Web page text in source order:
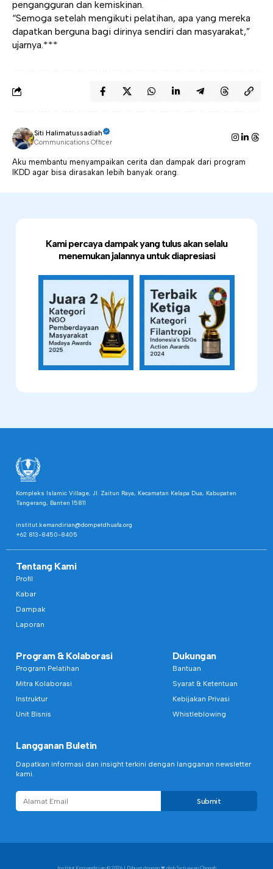
pengangguran dan kemiskinan.
“Semoga setelah mengikuti pelatihan, apa yang mereka
dapatkan berguna bagi dirinya sendiri dan masyarakat,”
ujarnya.***
Siti Halimatussadiah
Communications Officer
Aku membantu menyampaikan cerita dan dampak dari program
IKDD agar bisa dirasakan lebih banyak orang.
Kami percaya dampak yang tulus akan selalu
menemukan jalannya untuk diapresiasi
Kompleks Islamic Village, Jl. Zaitun Raya, Kecamatan Kelapa Dua, Kabupaten
Tangerang, Banten 15811
institut.kemandirian@dompetdhuafa.org
+62 813-8450-8405
Tentang Kami
Profil
Kabar
Dampak
Laporan
Program & Kolaborasi
Program Pelatihan
Mitra Kolaborasi
Instruktur
Unit Bisnis
Dukungan
Bantuan
Syarat & Ketentuan
Kebijakan Privasi
Whistleblowing
Langganan Buletin
Dapatkan informasi dan insight terkini dengan langganan newsletter
kami.
Submit